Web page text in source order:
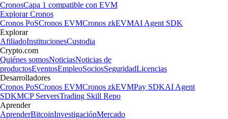
CronosCapa 1 compatible con EVM
Explorar Cronos
Cronos PoSCronos EVMCronos zkEVMAI Agent SDK
Explorar
AfiliadoInstitucionesCustodia
Crypto.com
Quiénes somosNoticiasNoticias de
productosEventosEmpleoSociosSeguridadLicencias
Desarrolladores
Cronos PoSCronos EVMCronos zkEVMPay SDKAI Agent
SDKMCP ServersTrading Skill Repo
Aprender
AprenderBitcoinInvestigaciónMercado